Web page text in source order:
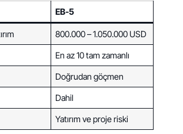
EB-5
800.000 – 1.050.000 USD
En az 10 tam zamanlı
Doğrudan göçmen
Dahil
Yatırım ve proje riski